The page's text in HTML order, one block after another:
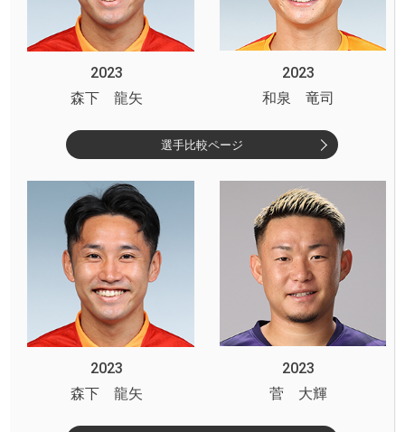
2023
2023
森下 龍矢
和泉 竜司
選手比較ページ
2023
2023
森下 龍矢
菅 大輝